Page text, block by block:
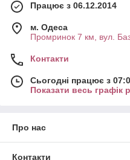
Працює з 06.12.2014
м. Одеса
Промринок 7 км, вул.
Контакти
Сьогодні працює з
Показати весь графік
Про нас
Контакти